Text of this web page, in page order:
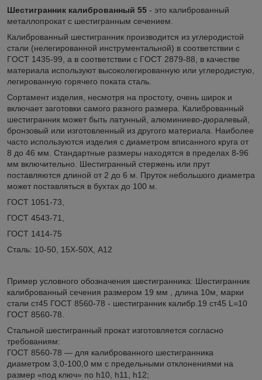
Шестигранник калиброванный 55 - это калиброванный
металлопрокат с шестигранным сечением.
Калиброванный шестигранник производится из углеродистой
стали (нелегированной инструментальной) в соответствии с
ГOCT 1435-99, а в соответствии с ГOCT 2879-88, в качестве
материала используют высоколегированную или углеродистую,
легированную горячего поката сталь.
Сортамент изделия, несмотря на простоту, очень широк и
включает заготовки самого разного размера. Калиброванный
шестигранник может быть латунный, алюминиево-дюралевый,
бронзовый или изготовленный из другого материала. Наиболее
часто используются изделия с диаметром вписанного круга от
8 до 46 мм. Стандартные размеры находятся в пределах 8-96
мм включительно. Шестигранный стержень или прут
поставляются длиной от 2 до 6 м. Пруток небольшого диаметра
может поставляться в бухтах до 100 м.
ГОСТ 1051-73,
ГОСТ 4543-71,
ГОСТ 1414-75
Сталь: 10-50, 15Х-50Х, А12
Пример условного обозначения шестигранника: Шестигранник
калиброванный сечения размером 19 мм , длина 10м, марки
стали ст45 ГОСТ 8560-78 - шестигранник калибр.19 ст45 L=10
ГОСТ 8560-78.
Стальной шестигранный прокат изготовляется согласно
требованиям:
ГОСТ 8560-78 — для калиброванного шестигранника
диаметром 3,0-100,0 мм с предельными отклонениями на
размер «под ключ» по h10, h11, h12;